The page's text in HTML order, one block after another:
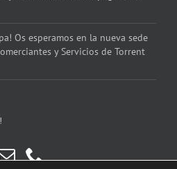
Os esperamos en la nueva sede
y Servicios de Torrent